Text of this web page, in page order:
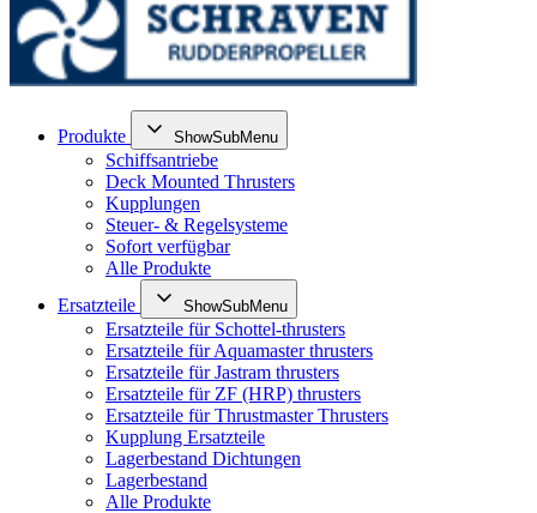
Produkte ShowSubMenu
Schiffsantriebe
Deck Mounted Thrusters
Kupplungen
Steuer- & Regelsysteme
Sofort verfügbar
Alle Produkte
Ersatzteile
ShowSubMenu
Ersatzteile für Schottel-thrusters
Ersatzteile für Aquamaster thrusters
Ersatzteile für Jastram thrusters
Ersatzteile für ZF (HRP) thrusters
Ersatzteile für Thrustmaster Thrusters
Kupplung Ersatzteile
Lagerbestand Dichtungen
Lagerbestand
Alle Produkte